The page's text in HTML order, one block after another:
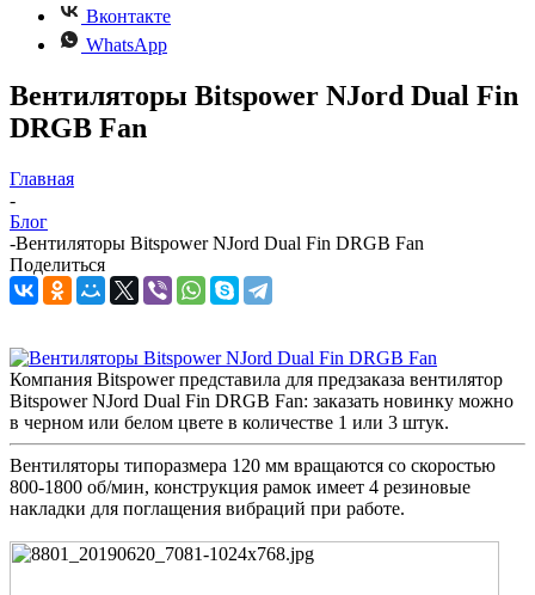
Вконтакте
WhatsApp
Вентиляторы Bitspower NJord Dual Fin
DRGB Fan
Главная
-
Блог
-Вентиляторы Bitspower NJord Dual Fin DRGB Fan
Поделиться
Компания Bitspower представила для предзаказа вентилятор
Bitspower NJord Dual Fin DRGB Fan: заказать новинку можно
в черном или белом цвете в количестве 1 или 3 штук.
Вентиляторы типоразмера 120 мм вращаются со скоростью
800-1800 об/мин, конструкция рамок имеет 4 резиновые
накладки для поглащения вибраций при работе.